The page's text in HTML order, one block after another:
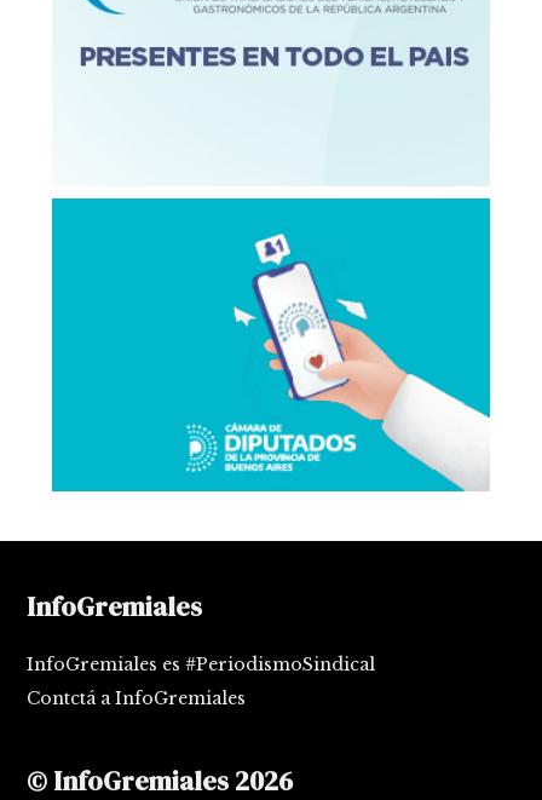
InfoGremiales
InfoGremiales es #PeriodismoSindical
Contctá a InfoGremiales
© InfoGremiales 2026